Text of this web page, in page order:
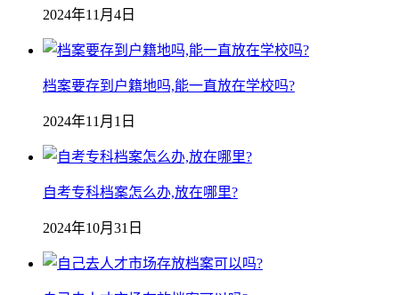
2024年11月4日
档案要存到户籍地吗,能一直放在学校吗?
2024年11月1日
自考专科档案怎么办,放在哪里?
2024年10月31日